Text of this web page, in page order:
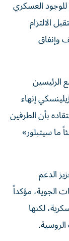
العسكري
الالتزام
وإنفاق
الرئيسين
إنهاء
معرباً عن اعتقاده بأن الطرفين
ما سيتبلور»
الدعم
الجوية، مؤكداً
لكنها